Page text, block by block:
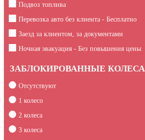
Подвоз топлива
Перевозка авто без клиента - Бесплатно
Заезд за клиентом, за документами
Ночная эвакуация - Без повышения цены
ЗАБЛОКИРОВАННЫЕ КОЛЕСА
Отсутствуют
1 колесо
2 колеса
3 колеса